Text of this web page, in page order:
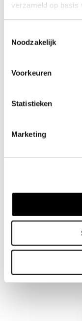
verzameld op basis
Noodzakelijk
Voorkeuren
Statistieken
Marketing